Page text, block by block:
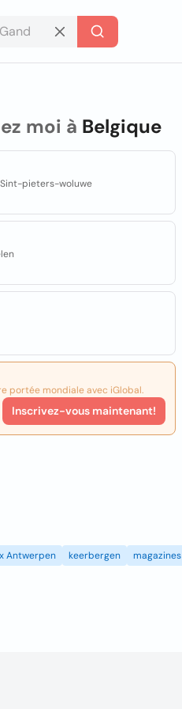
moi à Belgique
Sint-pieters-woluwe
portée mondiale avec iGlobal.
Inscrivez-vous maintenant!
Antwerpen keerbergen magazines